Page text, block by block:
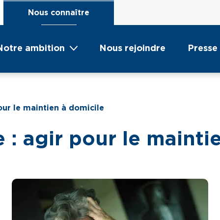
Nous connaître
ambition Nous rejoindre Presse
le maintien à domicile
: agir pour le